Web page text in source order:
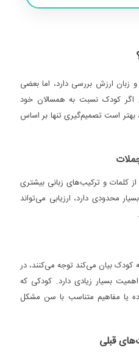
و زبان ارزش بررسی دارد، اما بعضی
اگر کودک نسبت به همسالان خود
بهتر است تصمیم‌گیری تنها بر اساس
کلمات و ترکیب‌های زبانی بیشتری
محدودی دارد، ارزیابی می‌تواند
کودک بیان می‌کند توجه می‌کنند، در
بسیار زیادی دارد. کودکی که
یا مفاهیم متناسب با سن مشکل
قبلی